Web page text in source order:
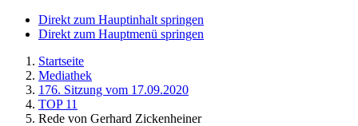
Direkt zum Hauptinhalt springen
Direkt zum Hauptmenü springen
Startseite
Mediathek
176. Sitzung vom 17.09.2020
TOP 11
Rede von Gerhard Zickenheiner